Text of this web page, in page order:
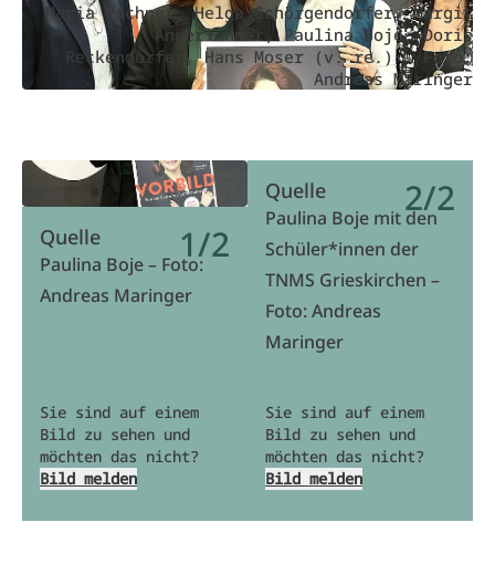
Maria Pachner, Helga Schörgendorfer, Margit
Angerlehner, Paulina Boje, Doris
Reckendorfer, Hans Moser (v. re.) - Foto:
Andreas Maringer
1/2
Quelle
Paulina Boje – Foto:
Andreas Maringer
Sie sind auf einem
Bild zu sehen und
möchten das nicht?
Bild melden
2/2
Quelle
Paulina Boje mit den
Schüler*innen der
TNMS Grieskirchen –
Foto: Andreas
Maringer
Sie sind auf einem
Bild zu sehen und
möchten das nicht?
Bild melden